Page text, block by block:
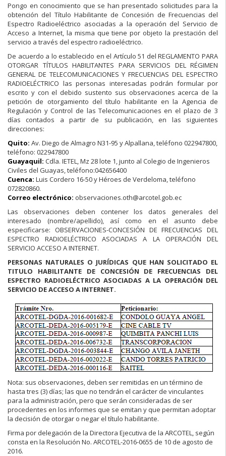
Pongo en conocimiento que se han presentado solicitudes para la
obtención del Título Habilitante de Concesión de Frecuencias del
Espectro Radioeléctrico asociadas a la operación del Servicio de
Acceso a Internet, la misma que tiene por objeto la prestación del
servicio a través del espectro radioeléctrico.
De acuerdo a lo establecido en el Artículo 51 del REGLAMENTO PARA
OTORGAR TÍTULOS HABILITANTES PARA SERVICIOS DEL RÉGIMEN
GENERAL DE TELECOMUNICACIONES Y FRECUENCIAS DEL ESPECTRO
RADIOELÉCTRICO las personas interesadas podrán formular por
escrito y con el debido sustento sus observaciones acerca de la
petición de otorgamiento del título habilitante en la Agencia de
Regulación y Control de las Telecomunicaciones en el plazo de 3
días contados a partir de su publicación, en las siguientes
direcciones:
Quito: Av. Diego de Almagro N31-95 y Alpallana, teléfono 022947800,
teléfono: 022947800
Guayaquil: Cdla. IETEL, Mz 28 lote 1, junto al Colegio de Ingenieros
Civiles del Guayas, teléfono:042656400
Cuenca: Luis Cordero 16-50 y Héroes de Verdeloma, teléfono
072820860.
Correo electrónico: observaciones.oth@arcotel.gob.ec
Las observaciones deben contener los datos generales del
interesado (nombre/apellido), así como en el asunto debe
especificarse: OBSERVACIONES-CONCESIÓN DE FRECUENCIAS DEL
ESPECTRO RADIOELÉCTRICO ASOCIADAS A LA OPERACIÓN DEL
SERVICIO ACCESO A INTERNET.
PERSONAS NATURALES O JURÍDICAS QUE HAN SOLICITADO EL
TITULO HABILITANTE DE CONCESIÓN DE FRECUENCIAS DEL
ESPECTRO RADIOELÉCTRICO ASOCIADAS A LA OPERACIÓN DEL
SERVICIO DE ACCESO A INTERNET.
Nota: sus observaciones, deben ser remitidas en un término de
hasta tres (3) días; las que no tendrán el carácter de vinculantes
para la administración, pero que serán consideradas de ser
procedentes en los informes que se emitan y que permitan adoptar
la decisión de otorgar o negar el título habilitante.
Firma por delegación de la Directora Ejecutiva de la ARCOTEL, según
consta en la Resolución No. ARCOTEL-2016-0655 de 10 de agosto de
2016.